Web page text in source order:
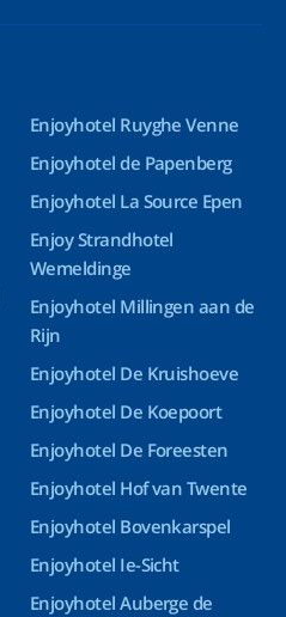
Enjoyhotel Ruyghe Venne
Enjoyhotel de Papenberg
Enjoyhotel La Source Epen
Enjoy Strandhotel
Wemeldinge
Enjoyhotel Millingen aan de
Rijn
Enjoyhotel De Kruishoeve
Enjoyhotel De Koepoort
Enjoyhotel De Foreesten
Enjoyhotel Hof van Twente
Enjoyhotel Bovenkarspel
Enjoyhotel Ie-Sicht
Enjoyhotel Auberge de